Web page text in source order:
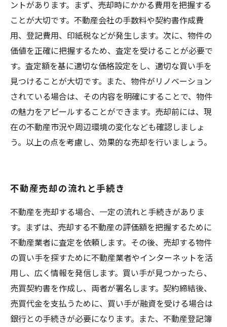
ントがあります。まず、売却時にかかる費用を把握する
ことが大切です。不動産会社の手数料や契約書作成費
用、登記費用、印紙税などが発生します。次に、物件の
価値を正確に把握するため、査定を受けることが必要で
す。査定額を基に適切な価格設定をし、適切な買い手を
見つけることが大切です。また、物件がリノベーション
されている場合は、その内容を明確にすることで、物件
の魅力をアピールすることができます。売却前には、現
在の不動産市況や周辺環境の変化なども確認しましょ
う。以上の点を考慮し、効果的な売却を行いましょう。
不動産売却の流れと手続き
不動産を売却する場合、一定の流れと手続きがありま
す。まずは、売却する不動産の評価額を把握するために
不動産業者に査定を依頼します。その後、売却する物件
の買い手を探すために不動産業者やインターネットを活
用し、広く情報を発信します。買い手が見つかったら、
売買契約書を作成し、両者が署名します。契約締結後、
売買代金を支払うために、買い手が融資を受ける場合は
銀行との手続きが必要になります。また、不動産登記簿